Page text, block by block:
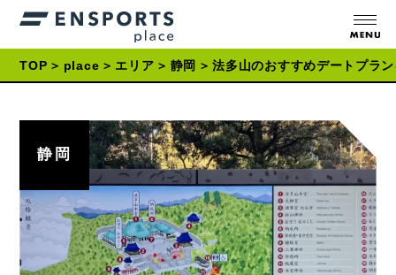
TOP place エリア 静岡 法多山のおすすめデートプラ
静岡